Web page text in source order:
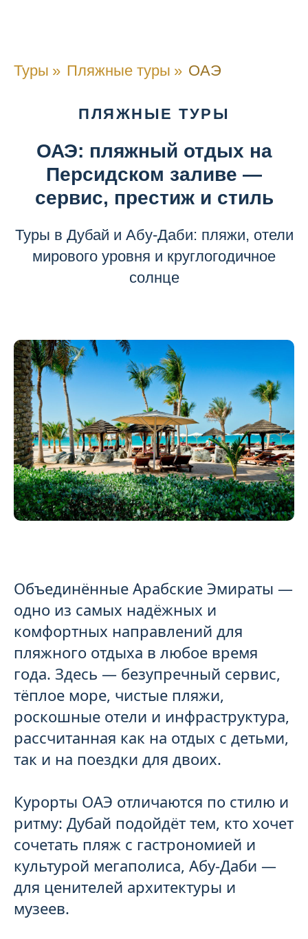
Туры » Пляжные туры » ОАЭ
ПЛЯЖНЫЕ ТУРЫ
ОАЭ: пляжный отдых на
Персидском заливе —
сервис, престиж и стиль
Туры в Дубай и Абу-Даби: пляжи, отели
мирового уровня и круглогодичное
солнце
Объединённые Арабские Эмираты —
одно из самых надёжных и
комфортных направлений для
пляжного отдыха в любое время
года. Здесь — безупречный сервис,
тёплое море, чистые пляжи,
роскошные отели и инфраструктура,
рассчитанная как на отдых с детьми,
так и на поездки для двоих.
Курорты ОАЭ отличаются по стилю и
ритму: Дубай подойдёт тем, кто хочет
сочетать пляж с гастрономией и
культурой мегаполиса, Абу-Даби —
для ценителей архитектуры и
музеев.